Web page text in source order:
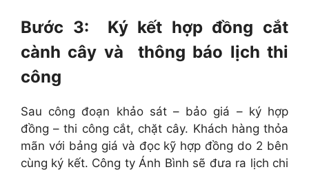
Bước 3: Ký kết hợp đồng cắt
cành cây và thông báo lịch thi
công
Sau công đoạn khảo sát – bảo giá – ký hợp
đồng – thi công cắt, chặt cây. Khách hàng thỏa
mãn với bảng giá và đọc kỹ hợp đồng do 2 bên
cùng ký kết. Công ty Ánh Bình sẽ đưa ra lịch chi